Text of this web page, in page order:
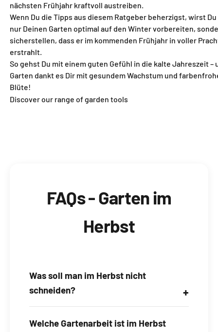
nächsten Frühjahr kraftvoll austreiben.
Wenn Du die Tipps aus diesem Ratgeber beherzigst, wirst
nur Deinen Garten optimal auf den Winter vorbereiten,
sicherstellen, dass er im kommenden Frühjahr in voller
erstrahlt.
So gehst Du mit einem guten Gefühl in die kalte Jahreszeit –
Garten dankt es Dir mit gesundem Wachstum und
Blüte!
Discover our range of garden tools
FAQs - Garten im
Herbst
Was soll man im Herbst nicht
schneiden?
Gehölze, frostempfindliche
Welche Gartenarbeit ist im Herbst